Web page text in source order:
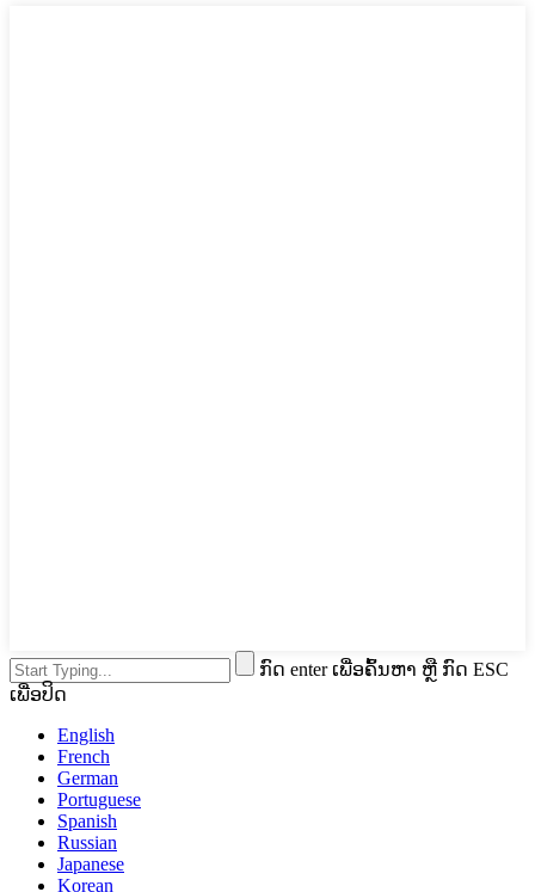
ກົດ enter ເພື່ອຄົ້ນຫາ ຫຼື ກົດ ESC
ເພື່ອປິດ
English
French
German
Portuguese
Spanish
Russian
Japanese
Korean